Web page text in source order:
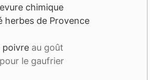
chimique
herbes de Provence
poivre au goût
pour le gaufrier